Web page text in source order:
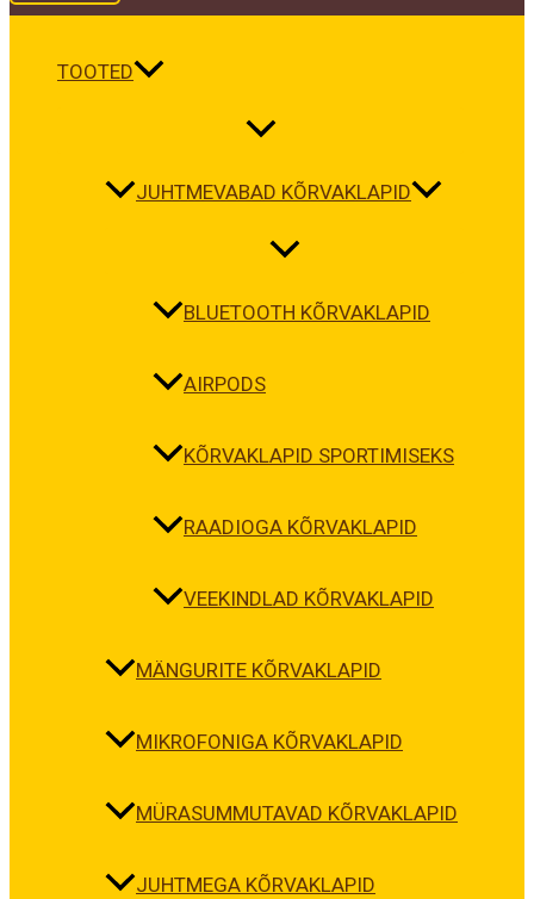
TOOTED
JUHTMEVABAD KÕRVAKLAPID
BLUETOOTH KÕRVAKLAPID
AIRPODS
KÕRVAKLAPID SPORTIMISEKS
RAADIOGA KÕRVAKLAPID
VEEKINDLAD KÕRVAKLAPID
MÄNGURITE KÕRVAKLAPID
MIKROFONIGA KÕRVAKLAPID
MÜRASUMMUTAVAD KÕRVAKLAPID
JUHTMEGA KÕRVAKLAPID